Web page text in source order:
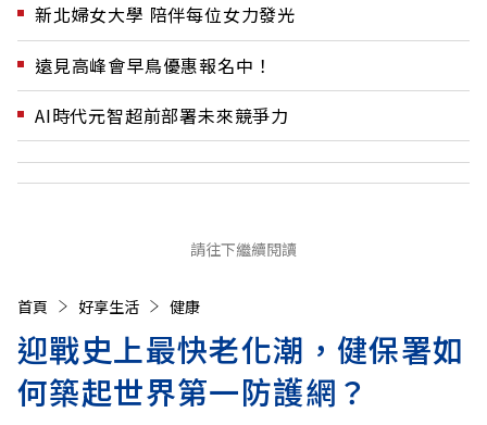
新北婦女大學 陪伴每位女力發光
遠見高峰會早鳥優惠報名中！
AI時代元智超前部署未來競爭力
請往下繼續閱讀
首頁 好享生活 健康
迎戰史上最快老化潮，健保署如
何築起世界第一防護網？